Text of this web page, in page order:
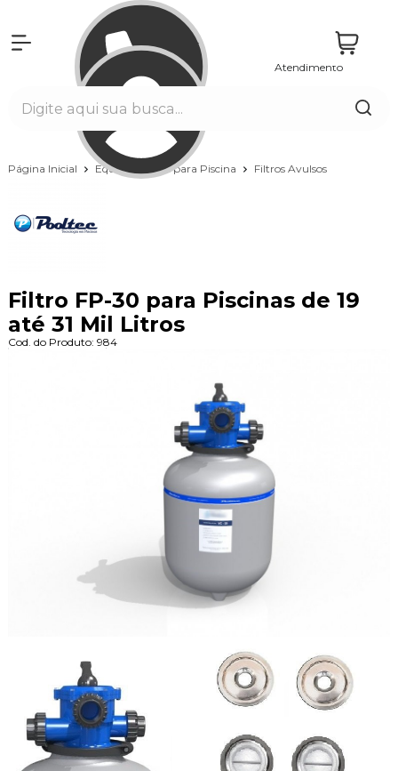
Atendimento
Página Inicial Equipamentos para Piscina Filtros Avulsos
Filtro FP-30 para Piscinas de 19
até 31 Mil Litros
Cod. do Produto: 984